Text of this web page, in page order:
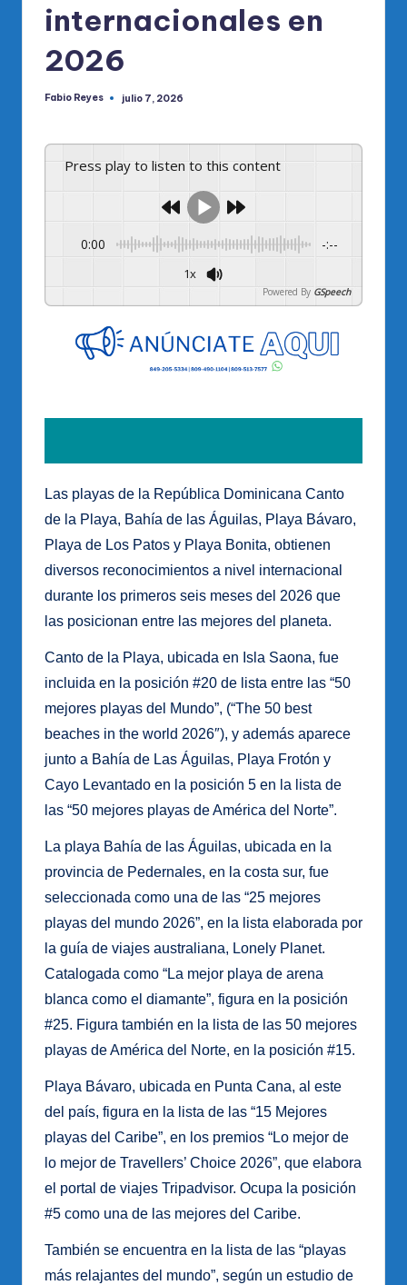
el
R
internacionales en
2026
Publicado
Fabio Reyes julio 7, 2026
Press play to listen to this content
0:00 -:--
1x
Powered By GSpeech
Las playas de la República Dominicana Canto
de la Playa, Bahía de las Águilas, Playa Bávaro,
Playa de Los Patos y Playa Bonita, obtienen
diversos reconocimientos a nivel internacional
durante los primeros seis meses del 2026 que
las posicionan entre las mejores del planeta.
Canto de la Playa, ubicada en Isla Saona, fue
incluida en la posición #20 de lista entre las “50
mejores playas del Mundo”, (“The 50 best
beaches in the world 2026″), y además aparece
junto a Bahía de Las Águilas, Playa Frotón y
Cayo Levantado en la posición 5 en la lista de
las “50 mejores playas de América del Norte”.
La playa Bahía de las Águilas, ubicada en la
provincia de Pedernales, en la costa sur, fue
seleccionada como una de las “25 mejores
playas del mundo 2026”, en la lista elaborada por
la guía de viajes australiana, Lonely Planet.
Catalogada como “La mejor playa de arena
blanca como el diamante”, figura en la posición
#25. Figura también en la lista de las 50 mejores
playas de América del Norte, en la posición #15.
Playa Bávaro, ubicada en Punta Cana, al este
del país, figura en la lista de las “15 Mejores
playas del Caribe”, en los premios “Lo mejor de
lo mejor de Travellers’ Choice 2026”, que elabora
el portal de viajes Tripadvisor. Ocupa la posición
#5 como una de las mejores del Caribe.
También se encuentra en la lista de las “playas
más relajantes del mundo”, según un estudio de